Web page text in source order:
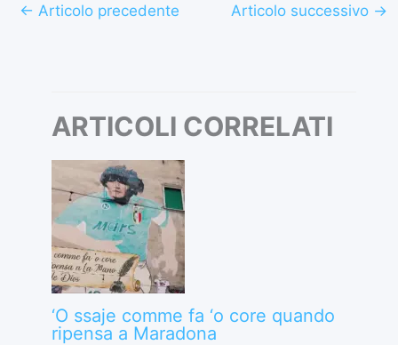
← Articolo precedente Articolo successivo →
ARTICOLI CORRELATI
‘O ssaje comme fa ‘o core quando
ripensa a Maradona